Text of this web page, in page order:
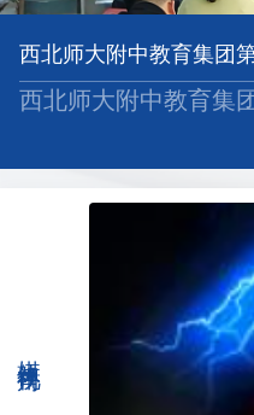
聚焦三新“决战课堂” 数
聚焦三新“决战课堂”